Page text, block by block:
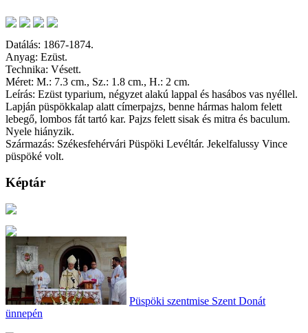
Datálás: 1867-1874.
Anyag: Ezüst.
Technika: Vésett.
Méret: M.: 7.3 cm., Sz.: 1.8 cm., H.: 2 cm.
Leírás: Ezüst typarium, négyzet alakú lappal és hasábos vas nyéllel.
Lapján püspökkalap alatt címerpajzs, benne hármas halom felett
lebegő, lombos fát tartó kar. Pajzs felett sisak és mitra és baculum.
Nyele hiányzik.
Származás: Székesfehérvári Püspöki Levéltár. Jekelfalussy Vince
püspöké volt.
Képtár
Püspöki szentmise Szent Donát
ünnepén